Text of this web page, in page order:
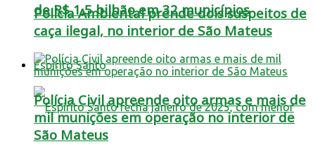
de R$ 1,5 bilhão em 32 municípios
Espírito Santo
Polícia Ambiental prende dois suspeitos de
caça ilegal, no interior de São Mateus
Polícia Civil apreende oito armas e mais de
mil munições em operação no interior de
São Mateus